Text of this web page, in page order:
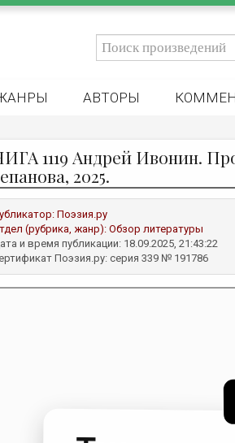
АВТОРЫ
1119 Андрей Ивонин.
2025.
Поэзия.ру
(рубрика, жанр):Обзор литературы
и время публикации: 18.09.2025, 21:43:22
Поэзия.ру: серия 339 № 191786